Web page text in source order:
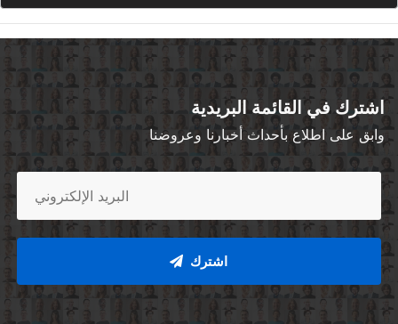
عدد العقارات :5820- عدد الشركات :2391- عدد الزوار :
19654878
اشترك في القائمة البريدية
وابق على اطلاع بأحداث أخبارنا وعروضنا
اشترك